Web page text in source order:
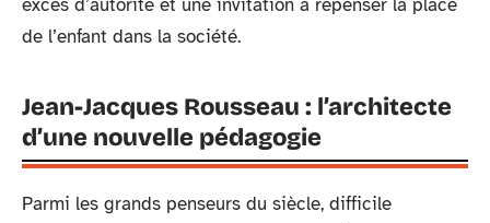
excès d’autorité et une invitation à repenser la place
de l’enfant dans la société.
Jean-Jacques Rousseau : l’architecte
d’une nouvelle pédagogie
Parmi les grands penseurs du siècle, difficile